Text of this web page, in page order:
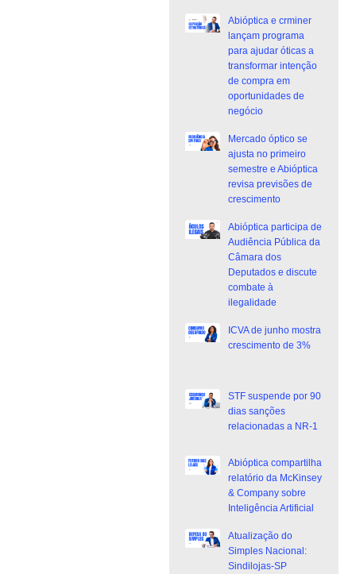
Abióptica e crminer
lançam programa
para ajudar óticas a
transformar intenção
de compra em
oportunidades de
negócio
Mercado óptico se
ajusta no primeiro
semestre e Abióptica
revisa previsões de
crescimento
Abióptica participa de
Audiência Pública da
Câmara dos
Deputados e discute
combate à
ilegalidade
ICVA de junho mostra
crescimento de 3%
STF suspende por 90
dias sanções
relacionadas a NR-1
Abióptica compartilha
relatório da McKinsey
& Company sobre
Inteligência Artificial
Atualização do
Simples Nacional:
Sindilojas-SP